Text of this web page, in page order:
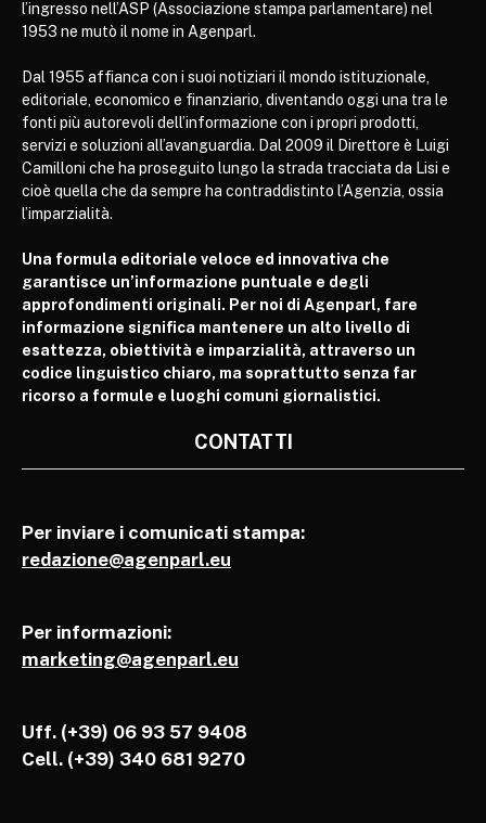
l’ingresso nell’ASP (Associazione stampa parlamentare) nel
1953 ne mutò il nome in Agenparl.
Dal 1955 affianca con i suoi notiziari il mondo istituzionale,
editoriale, economico e finanziario, diventando oggi una tra le
fonti più autorevoli dell’informazione con i propri prodotti,
servizi e soluzioni all’avanguardia. Dal 2009 il Direttore è Luigi
Camilloni che ha proseguito lungo la strada tracciata da Lisi e
cioè quella che da sempre ha contraddistinto l’Agenzia, ossia
l’imparzialità.
Una formula editoriale veloce ed innovativa che
garantisce un’informazione puntuale e degli
approfondimenti originali. Per noi di Agenparl, fare
informazione significa mantenere un alto livello di
esattezza, obiettività e imparzialità, attraverso un
codice linguistico chiaro, ma soprattutto senza far
ricorso a formule e luoghi comuni giornalistici.
CONTATTI
Per inviare i comunicati stampa:
redazione@agenparl.eu
Per informazioni:
marketing@agenparl.eu
Uff. (+39) 06 93 57 9408
Cell. (+39) 340 681 9270